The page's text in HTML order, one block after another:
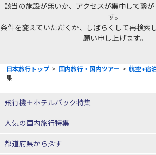
該当の施設が無いか、アクセスが集中して繋
す。
条件を変えていただくか、しばらくして再検索
願い申し上げます。
日本旅行トップ > 国内旅行・国内ツアー > 航空+宿
果
飛行機＋ホテルパック特集
赤い風船ダイナミックパッケージ
ＪＡＬで
人気の国内旅行特集
東京ディズニーリゾート®への旅
ユニバー
都道府県から探す